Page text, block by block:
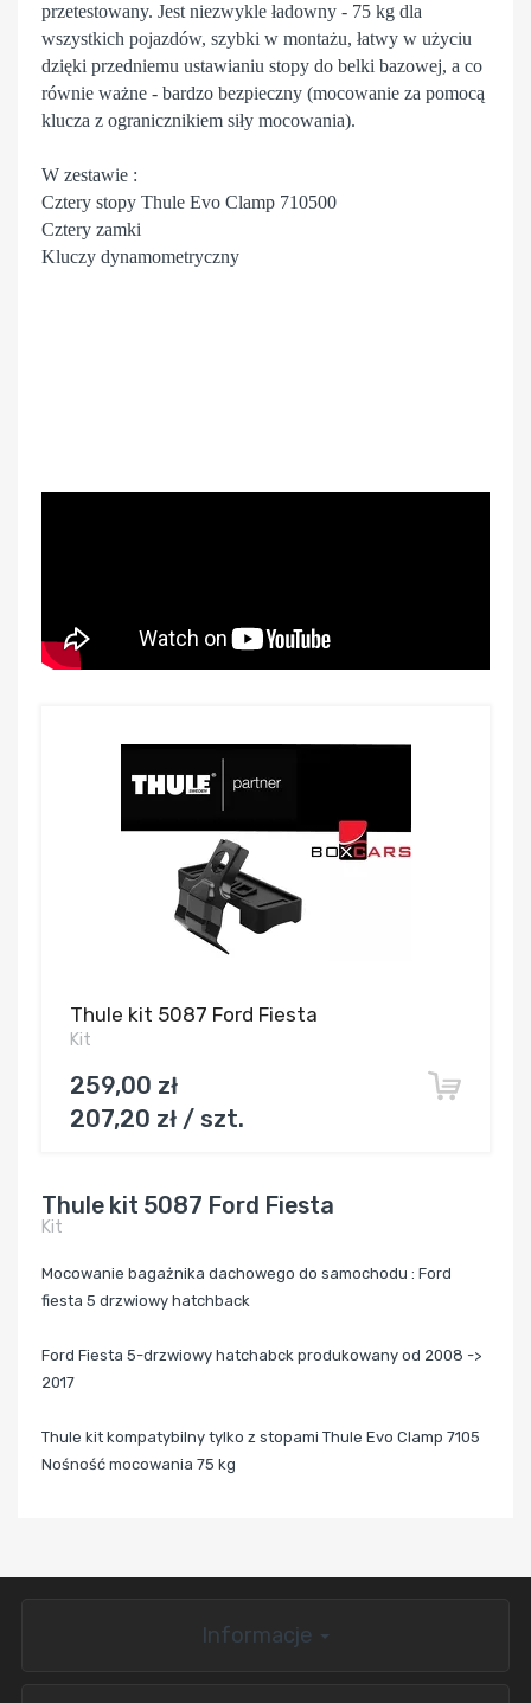
przetestowany. Jest niezwykle ładowny - 75 kg dla
wszystkich pojazdów, szybki w montażu, łatwy w użyciu
dzięki przedniemu ustawianiu stopy do belki bazowej, a co
równie ważne - bardzo bezpieczny (mocowanie za pomocą
klucza z ogranicznikiem siły mocowania).
W zestawie :
Cztery stopy Thule Evo Clamp 710500
Cztery zamki
Kluczy dynamometryczny
Thule kit 5087 Ford Fiesta
Kit
259,00 zł
207,20 zł / szt.
Thule kit 5087 Ford Fiesta
Kit
Mocowanie bagażnika dachowego do samochodu : Ford
fiesta 5 drzwiowy hatchback
Ford Fiesta 5-drzwiowy hatchabck produkowany od 2008 ->
2017
Thule kit kompatybilny tylko z stopami Thule Evo Clamp 7105
Nośność mocowania 75 kg
Informacje